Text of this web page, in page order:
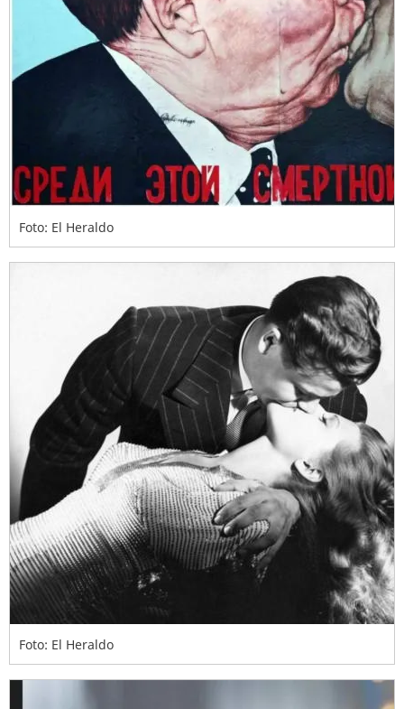
Foto: El Heraldo
Foto: El Heraldo